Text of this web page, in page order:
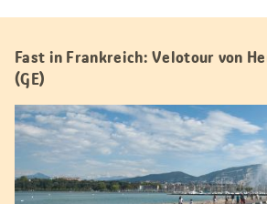
Fast in Frankreich: Velotour von
(GE)